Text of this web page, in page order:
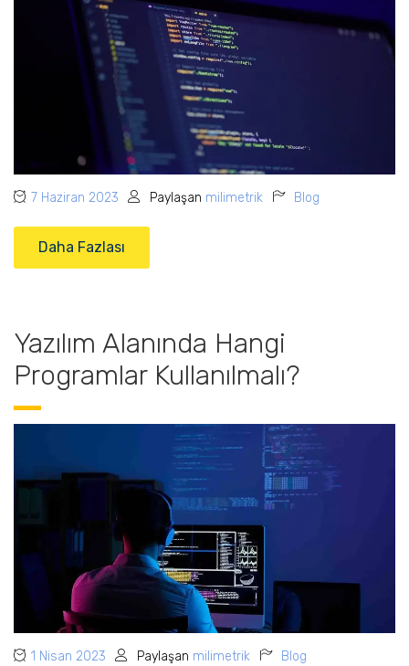
7 Haziran 2023 Paylaşan milimetrik Blog
Daha Fazlası
Yazılım Alanında Hangi
Programlar Kullanılmalı?
1 Nisan 2023 Paylaşan milimetrik Blog